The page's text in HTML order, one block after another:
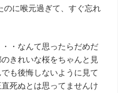
のに喉元過ぎて、すぐ忘れ
・なんて思ったらだめだ
きれいな桜をちゃんと見
も後悔しないように見て
死ぬとは思ってませんけ